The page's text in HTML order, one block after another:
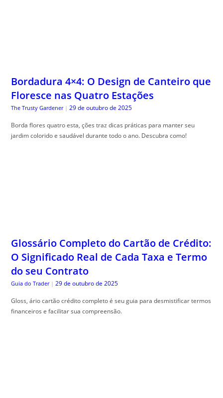
Bordadura 4×4: O Design de Canteiro que
Floresce nas Quatro Estações
The Trusty Gardener | 29 de outubro de 2025
Borda flores quatro esta, ções traz dicas práticas para manter seu
jardim colorido e saudável durante todo o ano. Descubra como!
Glossário Completo do Cartão de Crédito:
O Significado Real de Cada Taxa e Termo
do seu Contrato
Guia do Trader | 29 de outubro de 2025
Gloss, ário cartão crédito completo é seu guia para desmistificar termos
financeiros e facilitar sua compreensão.